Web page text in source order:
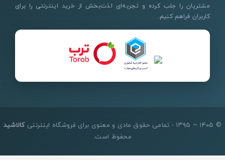
مشتریان را جلب کرده و تجربه‌ای لذت‌بخش از خرید اینترنتی را برای
کاربران فراهم کنیم.
© ۱۴۰۵ ~ ۱۳۹۵ - تمامی حقوق مادی و معنوی برای فروشگاه اینترنتی
کالاشید
محفوظ است.